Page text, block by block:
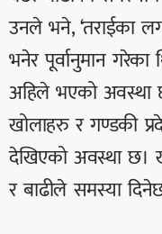
उनले भने, ‘तराईका
भनेर पूर्वानुमान गरेका
अहिले भएको अवस्था
खोलाहरु र गण्डकी
देखिएको अवस्था छ।
र बाढीले समस्या